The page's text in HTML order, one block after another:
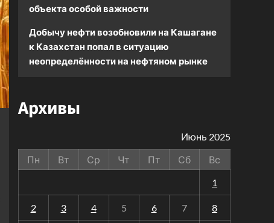
объекта особой важности
Добычу нефти возобновили на Кашагане
к Казахстан попал в ситуацию
неопределённости на нефтяном рынке
Архивы
Июнь 2025
Пн
Вт Ср Чт Пт Сб
Вс
1
2 3 4 5 6 7 8